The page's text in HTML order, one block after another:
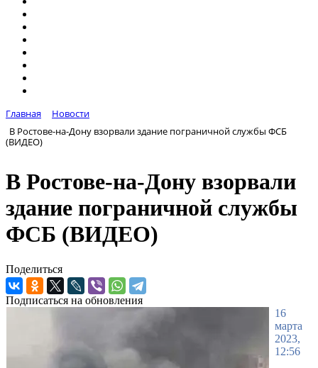
Главная
Новости
В Ростове-на-Дону взорвали здание пограничной службы ФСБ
(ВИДЕО)
В Ростове-на-Дону взорвали
здание пограничной службы
ФСБ (ВИДЕО)
Поделиться
Подписаться на обновления
16
марта
2023,
12:56